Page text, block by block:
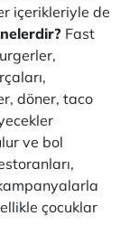
içerikleriyle de
Fast
döner, taco
ve bol
çocuklar